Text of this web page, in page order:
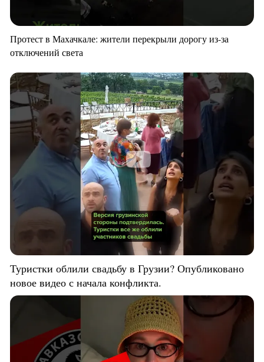
Протест в Махачкале: жители перекрыли дорогу из-за
отключений света
Туристки облили свадьбу в Грузии? Опубликовано
новое видео с начала конфликта.